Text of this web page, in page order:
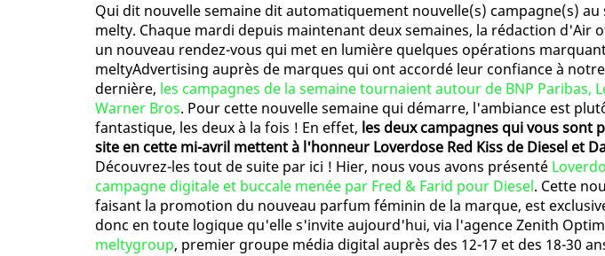
Qui dit nouvelle semaine dit automatiquement nouvelle(s) campagne(s) au
melty. Chaque mardi depuis maintenant deux semaines, la rédaction d'Air
un nouveau rendez-vous qui met en lumière quelques opérations
meltyAdvertising auprès de marques qui ont accordé leur confiance à
dernière, les campagnes de la semaine tournaient autour de BNP Paribas,
Warner Bros. Pour cette nouvelle semaine qui démarre, l'ambiance est
fantastique, les deux à la fois ! En effet, les deux campagnes qui vous sont
site en cette mi-avril mettent à l'honneur Loverdose Red Kiss de Diesel et
Découvrez-les tout de suite par ici ! Hier, nous vous avons présenté
campagne digitale et buccale menée par Fred & Farid pour Diesel. Cette
faisant la promotion du nouveau parfum féminin de la marque, est
donc en toute logique qu'elle s'invite aujourd'hui, via l'agence Zenith
meltygroup, premier groupe média digital auprès des 12-17 et des 18-30